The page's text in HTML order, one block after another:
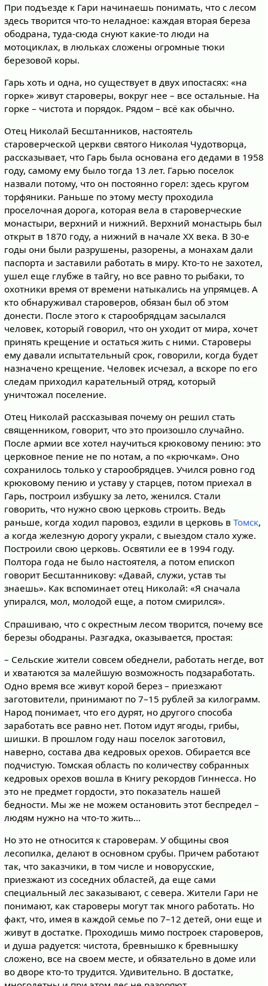
При подъезде к Гари начинаешь понимать, что с лесом
здесь творится что-то неладное: каждая вторая береза
ободрана, туда-сюда снуют какие-то люди на
мотоциклах, в люльках сложены огромные тюки
березовой коры.
Гарь хоть и одна, но существует в двух ипостасях: «на
горке» живут староверы, вокруг нее – все остальные. На
горке – чистота и порядок. Рядом – всё как обычно.
Отец Николай Бесштанников, настоятель
староверческой церкви святого Николая Чудотворца,
рассказывает, что Гарь была основана его дедами в 1958
году, самому ему было тогда 13 лет. Гарью поселок
назвали потому, что он постоянно горел: здесь кругом
торфяники. Раньше по этому месту проходила
проселочная дорога, которая вела в староверческие
монастыри, верхний и нижний. Верхний монастырь был
открыт в 1870 году, а нижний в начале ХХ века. В 30-е
годы они были разрушены, разорены, а монахам дали
паспорта и заставили работать в миру. Кто-то не захотел,
ушел еще глубже в тайгу, но все равно то рыбаки, то
охотники время от времени натыкались на упрямцев. А
кто обнаруживал староверов, обязан был об этом
донести. После этого к старообрядцам засылался
человек, который говорил, что он уходит от мира, хочет
принять крещение и остаться жить с ними. Староверы
ему давали испытательный срок, говорили, когда будет
назначено крещение. Человек исчезал, а вскоре по его
следам приходил карательный отряд, который
уничтожал поселение.
Отец Николай рассказывая почему он решил стать
священником, говорит, что это произошло случайно.
После армии все хотел научиться крюковому пению: это
церковное пение не по нотам, а по «крючкам». Оно
сохранилось только у старообрядцев. Учился ровно год
крюковому пению и уставу у старцев, потом приехал в
Гарь, построил избушку за лето, женился. Стали
говорить, что нужно свою церковь строить. Ведь
раньше, когда ходил паровоз, ездили в церковь в Томск,
а когда железную дорогу украли, с выездом стало хуже.
Построили свою церковь. Освятили ее в 1994 году.
Полтора года не было настоятеля, а потом епископ
говорит Бесштанникову: «Давай, служи, устав ты
знаешь». Как вспоминает отец Николай: «Я сначала
упирался, мол, молодой еще, а потом смирился».
Спрашиваю, что с окрестным лесом творится, почему все
березы ободраны. Разгадка, оказывается, простая:
– Сельские жители совсем обеднели, работать негде, вот
и хватаются за малейшую возможность подзаработать.
Одно время все живут корой берез – приезжают
заготовители, принимают по 7–15 рублей за килограмм.
Народ понимает, что его дурят, но другого способа
заработать все равно нет. Потом идут ягоды, грибы,
шишки. В прошлом году наш поселок заготовил,
наверно, состава два кедровых орехов. Обирается все
подчистую. Томская область по количеству собранных
кедровых орехов вошла в Книгу рекордов Гиннесса. Но
это не предмет гордости, это показатель нашей
бедности. Мы же не можем остановить этот беспредел –
людям нужно на что-то жить...
Но это не относится к староверам. У общины своя
лесопилка, делают в основном срубы. Причем работают
так, что заказчики, в том числе и новорусские,
приезжают из соседних областей, да еще сами
специальный лес заказывают, с севера. Жители Гари не
понимают, как староверы могут так много работать. Но
факт, что, имея в каждой семье по 7–12 детей, они еще и
живут в достатке. Проходишь мимо построек староверов,
и душа радуется: чистота, бревнышко к бревнышку
сложено, все на своем месте, и обязательно в доме или
во дворе кто-то трудится. Удивительно. В достатке,